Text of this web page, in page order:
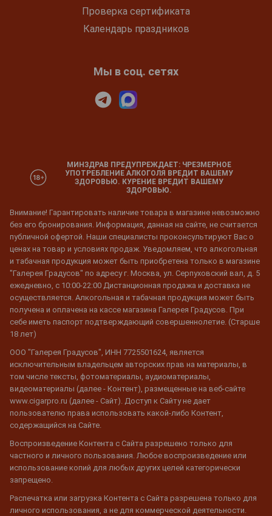
Проверка сертификата
Календарь праздников
Мы в соц. сетях
МИНЗДРАВ ПРЕДУПРЕЖДАЕТ: ЧРЕЗМЕРНОЕ
УПОТРЕБЛЕНИЕ АЛКОГОЛЯ ВРЕДИТ ВАШЕМУ
ЗДОРОВЬЮ. КУРЕНИЕ ВРЕДИТ ВАШЕМУ
ЗДОРОВЬЮ.
Внимание! Гарантировать наличие товара в магазине невозможно
без его бронирования. Информация, данная на сайте, не считается
публичной офертой. Наши специалисты проконсультируют Вас о
ценах на товар и условиях продаж. Уведомляем, что алкогольная
и табачная продукция может быть приобретена только в магазине
"Галерея Градусов" по адресу г. Москва, ул. Серпуховский вал, д. 5
ежедневно, с 10:00-22:00 Дистанционная продажа и доставка не
осуществляется. Алкогольная и табачная продукция может быть
получена и оплачена на кассе магазина Галерея Градусов. При
себе иметь паспорт подтверждающий совершеннолетие. (Старше
18 лет)
ООО "Галерея Градусов", ИНН 7725501624, является
исключительным владельцем авторских прав на материалы, в
том числе тексты, фотоматериалы, аудиоматериалы,
видеоматериалы (далее - Контент), размещенные на веб-сайте
www.cigarpro.ru (далее - Сайт). Доступ к Сайту не дает
пользователю права использовать какой-либо Контент,
содержащийся на Сайте.
Воспроизведение Контента с Сайта разрешено только для
частного и личного пользования. Любое воспроизведение или
использование копий для любых других целей категорически
запрещено.
Распечатка или загрузка Контента с Сайта разрешена только для
личного использования, а не для коммерческой деятельности.